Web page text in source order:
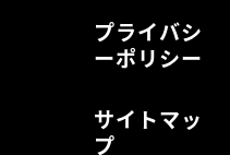
プライバシ
ーポリシー
サイトマッ
プ